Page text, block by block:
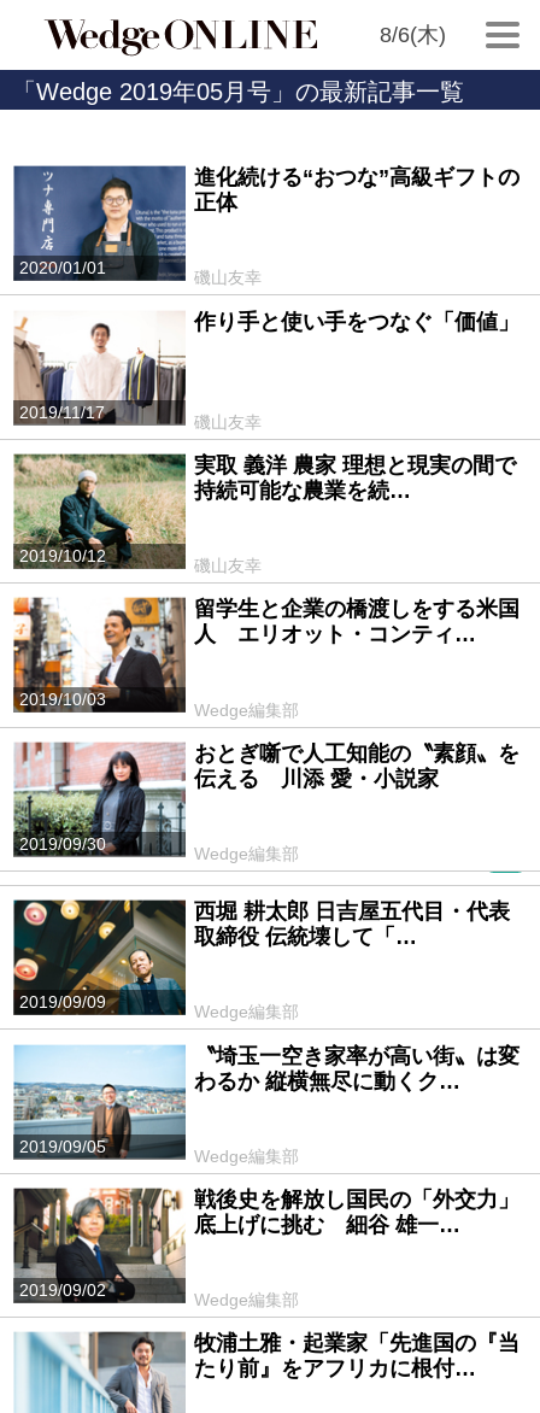
8/6(木)
「Wedge 2019年05月号」の最新記事一覧
2020/01/01
進化続ける“おつな”高級ギフトの
正体
磯山友幸
2019/11/17
作り手と使い手をつなぐ「価値」
磯山友幸
2019/10/12
実取 義洋 農家 理想と現実の間で
持続可能な農業を続…
磯山友幸
2019/10/03
留学生と企業の橋渡しをする米国
人 エリオット・コンティ…
Wedge編集部
2019/09/30
おとぎ噺で人工知能の〝素顔〟を
伝える 川添 愛・小説家
Wedge編集部
2019/09/09
西堀 耕太郎 日吉屋五代目・代表
取締役 伝統壊して「…
Wedge編集部
2019/09/05
〝埼玉一空き家率が高い街〟は変
わるか 縦横無尽に動くク…
Wedge編集部
2019/09/02
戦後史を解放し国民の「外交力」
底上げに挑む 細谷 雄一…
Wedge編集部
牧浦土雅・起業家「先進国の『当
たり前』をアフリカに根付…